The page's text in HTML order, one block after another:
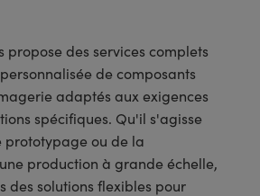
propose des services complets
de composants
adaptés aux exigences
spécifiques. Qu'il s'agisse
prototypage ou de la
production à grande échelle,
des solutions flexibles pour